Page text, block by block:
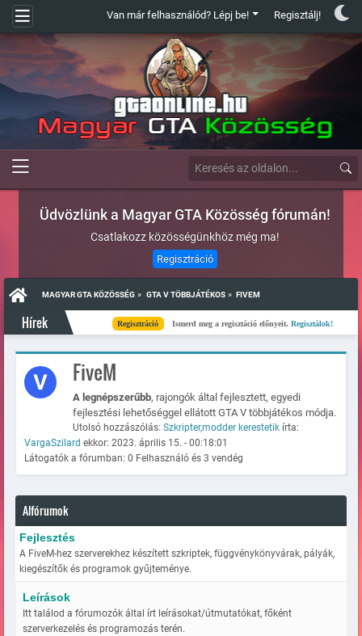
Van már felhasználód? Lépj be! Regisztálj!
Üdvözlünk a Magyar GTA Közösség fórumán!
Csatlakozz közösségünkhöz még ma!
Regisztráció
MAGYAR GTA KÖZÖSSÉG » GTA V TÖBBJÁTÉKOS » FIVEM
Hírek Regisztráció Ismerd meg a regisztáció előnyeit.Regisztálok!
FiveM
A legnépszerűbb, rajongók által fejlesztett, egyedi
fejlesztési lehetőséggel ellátott GTA V többjátékos módja.
Utolsó hozzászólás: Szkripter,modder kerestetik írta:
VargaSzilard ekkor: 2023. április 15. - 00:18:01
Látogatók a fórumban: 0 Felhasználó és 3 vendég
Alfórumok
Fejlesztés
A FiveM-hez szerverekhez készített szkriptek, függvénykönyvárak, pályák,
kiegészítők és programok gyűjteménye.
Leírások
Itt találod a fórumozók által írt leírásokat/útmutatókat, főként
szerverkezelés és programozás terén.